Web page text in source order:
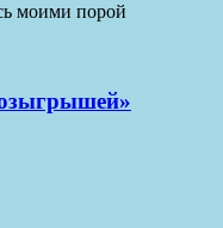
моими порой